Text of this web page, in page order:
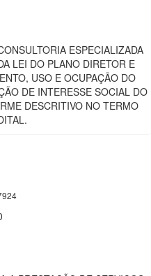
ESPECIALIZADA
LEI DO PLANO DIRETOR E
USO E OCUPAÇÃO DO
DE INTERESSE SOCIAL DO
DESCRITIVO NO TERMO